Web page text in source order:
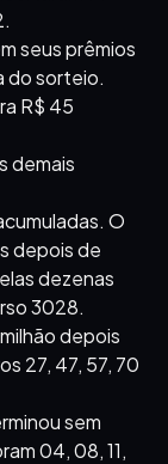
seus prêmios
do sorteio.
R$ 45
demais
O
depois de
dezenas
3028.
depois
27, 47, 57, 70
sem
04, 08, 11,